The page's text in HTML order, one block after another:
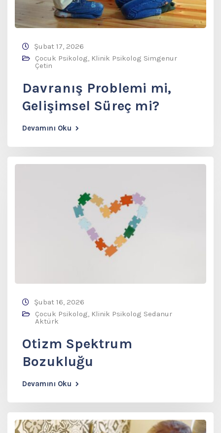
Şubat 17, 2026
Çocuk Psikolog, Klinik Psikolog Simgenur
Çetin
Davranış Problemi mi,
Gelişimsel Süreç mi?
Devamını Oku
Şubat 16, 2026
Çocuk Psikolog Klinik Psikolog Sedanur
Aktürk
Otizm Spektrum
Bozukluğu
Devamını Oku